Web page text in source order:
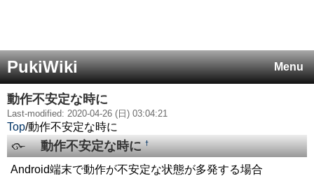
Menu
PukiWiki
動作不安定な時に
Last-modified: 2020-04-26 (日) 03:04:21
Top/動作不安定な時に
動作不安定な時に†
Android端末で動作が不安定な状態が多発する場合